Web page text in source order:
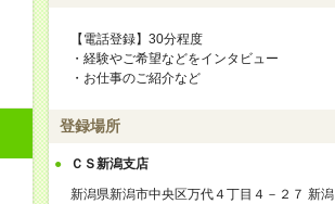
【電話登録】30分程度
・経験やご希望などをインタビュー
・お仕事のご紹介など
登録場所
ＣＳ新潟支店
新潟県新潟市中央区万代４丁目４－２７ 新潟